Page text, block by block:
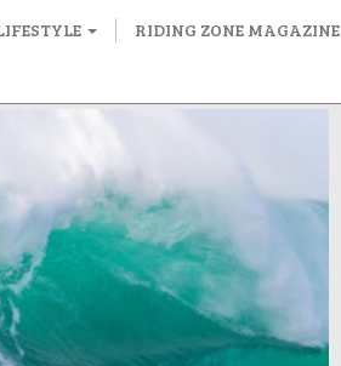
RIDING ZONE MAGAZINE